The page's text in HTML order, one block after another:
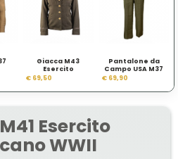
Giacca M43
Esercito
Americano
€ 69,50
Pantalone da
Campo USA M37
WWII
€ 69,90
Esercito
WWII